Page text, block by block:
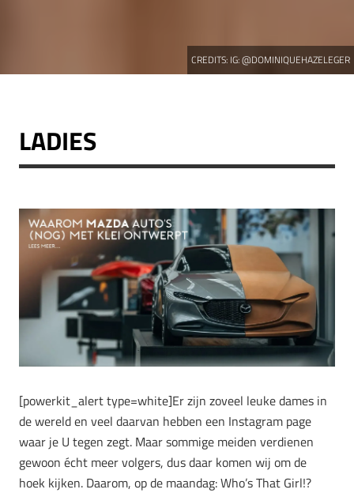
CREDITS: IG: @DOMINIQUEHAZELEGER
LADIES
[powerkit_alert type=white]Er zijn zoveel leuke dames in
de wereld en veel daarvan hebben een Instagram page
waar je U tegen zegt. Maar sommige meiden verdienen
gewoon écht meer volgers, dus daar komen wij om de
hoek kijken. Daarom, op de maandag: Who’s That Girl!?